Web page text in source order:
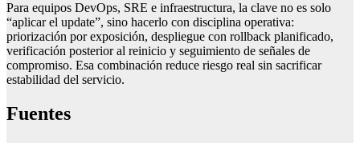
Para equipos DevOps, SRE e infraestructura, la clave no es solo
“aplicar el update”, sino hacerlo con disciplina operativa:
priorización por exposición, despliegue con rollback planificado,
verificación posterior al reinicio y seguimiento de señales de
compromiso. Esa combinación reduce riesgo real sin sacrificar
estabilidad del servicio.
Fuentes